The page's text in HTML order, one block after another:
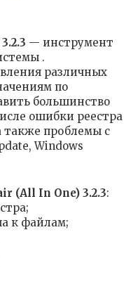
— инструмент
.
различных
по
большинство
ошибки реестра
также проблемы с
Windows
(All In One) 3.2.3:
к файлам;